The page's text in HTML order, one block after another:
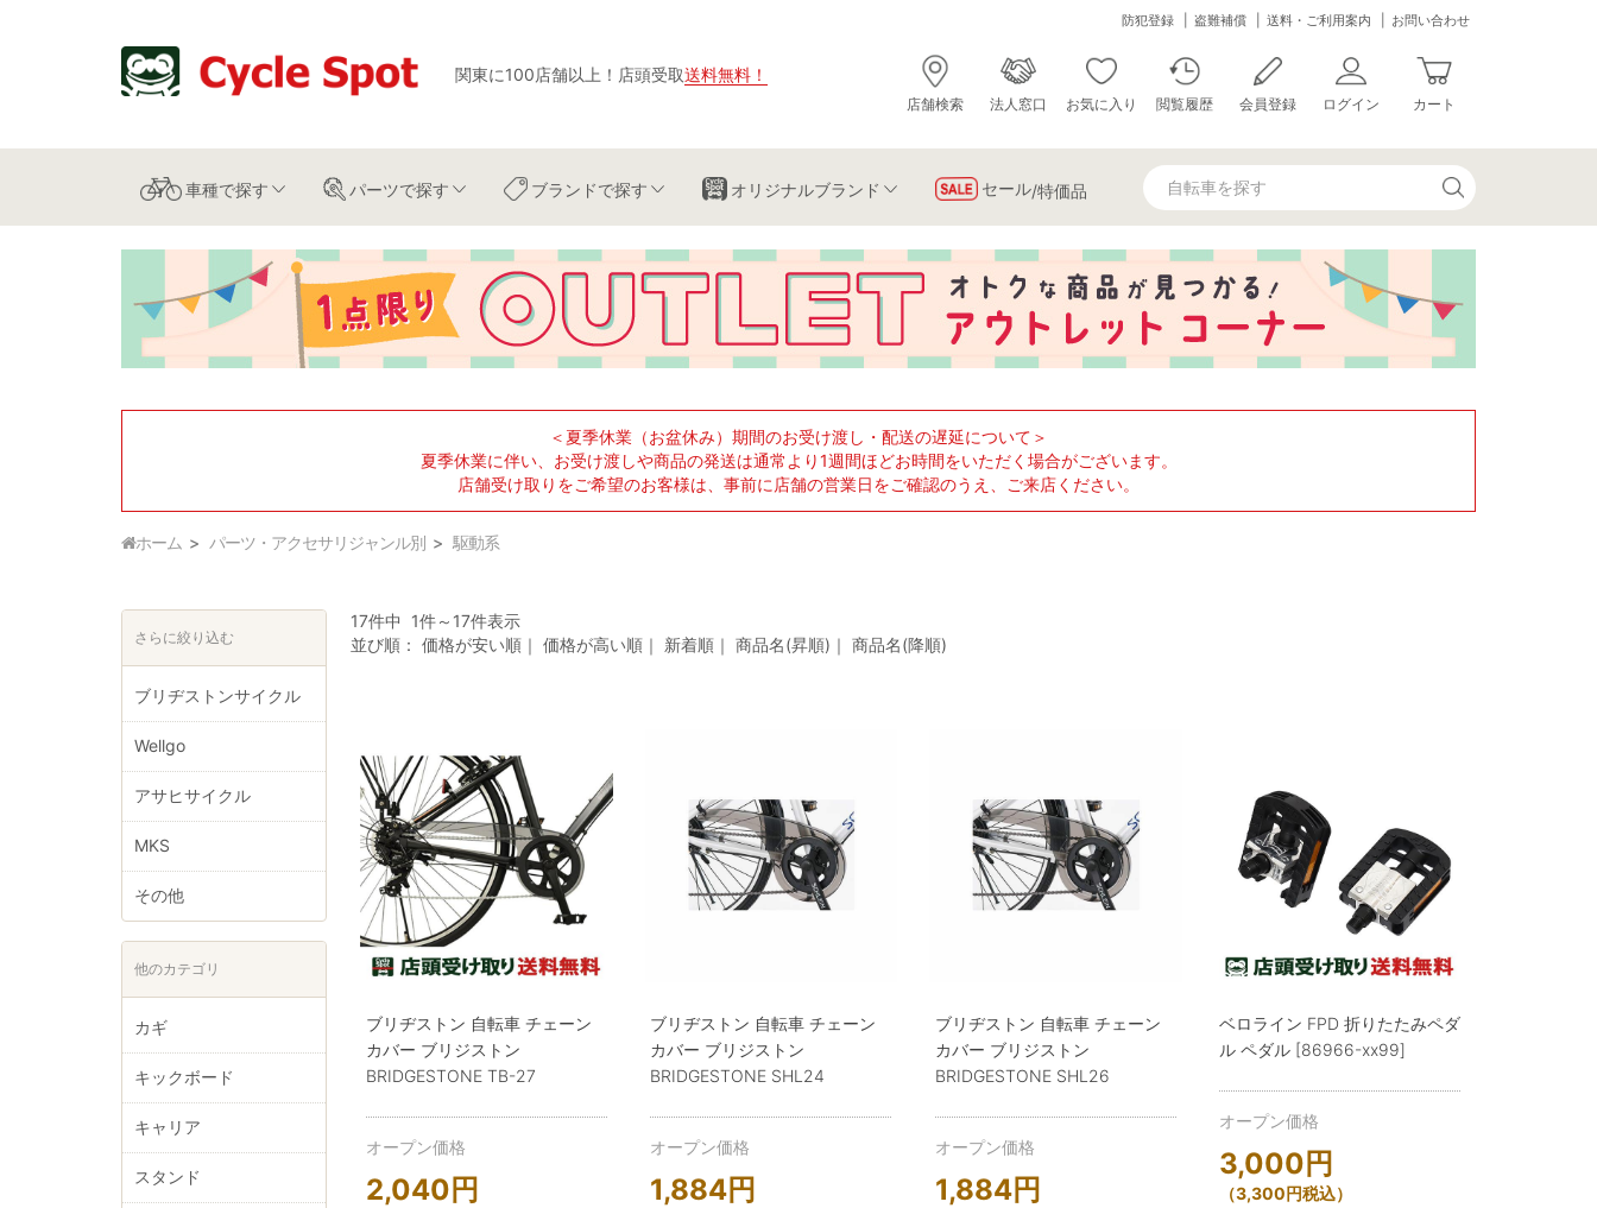
関東に100店舗以上 ！ 店頭受取送料無料 ！
防犯登録 盗難補償 送料・ご利用案内 お問い合わせ
店舗検索 法人窓口 お気に入り 閲覧履歴 会員登録 ログイン カート
車種で探す パーツで探す ブランドで探す オリジナルブランド セール/特価品
＜夏季休業（お盆休み）期間のお受け渡し・配送の遅延について＞
夏季休業に伴い、お受け渡しや商品の発送は通常より1週間ほどお時間をいただく場合がございます。
店舗受け取りをご希望のお客様は、事前に店舗の営業日をご確認のうえ、ご来店ください。
ホーム パーツ・アクセサリジャンル別 駆動系
17件中 1件～17件表示
並び順：価格が安い順 ｜価格が高い順 ｜ 新着順 ｜商品名(昇順) ｜商品名(降順)
ブリヂストン 自転車 チェーン
カバー ブリジストン
BRIDGESTONE TB-27
オープン価格
2,040 円
ブリヂストン 自転車 チェーン
カバー ブリジストン
BRIDGESTONE SHL24
オープン価格
1,884円
ブリヂストン 自転車 チェーン
カバー ブリジストン
BRIDGESTONE SHL26
オープン価格
1,884円
ベロライン FPD 折りたたみペダ
ル ペダル [86966-xx99]
オープン価格
3,000 円
（3,300円税込）
さらに絞り込む
ブリヂストンサイクル
Wellgo
アサヒサイクル
MKS
その他
他のカテゴリ
カギ
キックボード
キャリア
スタンド